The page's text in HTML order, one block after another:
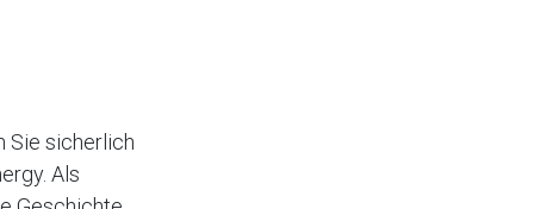
Sie sicherlich
Als